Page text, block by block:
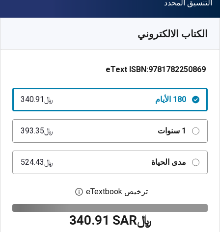
شكل
التنسيق المحدد
الكتاب الالكتروني
eText ISBN:9781782250869
180 الأيام ﷼‎340.91
1 سنوات ﷼‎393.35
مدى الحياة ﷼‎524.43
ترخيص eTextbook افتح مربع حوار
﷼‎340.91 SAR